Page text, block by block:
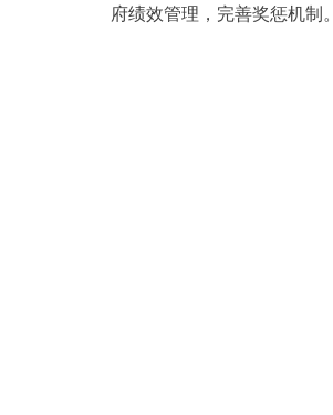
府绩效管理，完善奖惩机制。